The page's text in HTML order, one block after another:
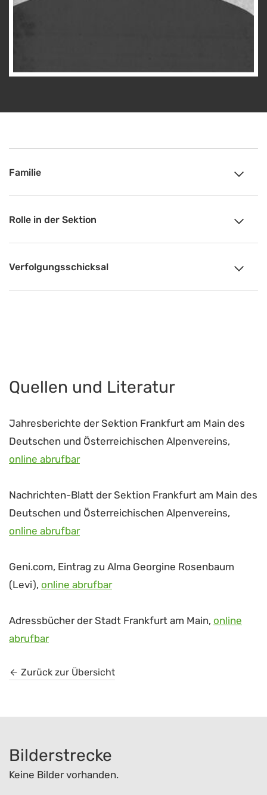
Familie
Rolle in der Sektion
Verfolgungsschicksal
Quellen und Literatur
Jahresberichte der Sektion Frankfurt am Main des
Deutschen und Österreichischen Alpenvereins,
online abrufbar
Nachrichten-Blatt der Sektion Frankfurt am Main des
Deutschen und Österreichischen Alpenvereins,
online abrufbar
Geni.com, Eintrag zu Alma Georgine Rosenbaum
(Levi), online abrufbar
Adressbücher der Stadt Frankfurt am Main, online
abrufbar
Zurück zur Übersicht
Bilderstrecke
Keine Bilder vorhanden.